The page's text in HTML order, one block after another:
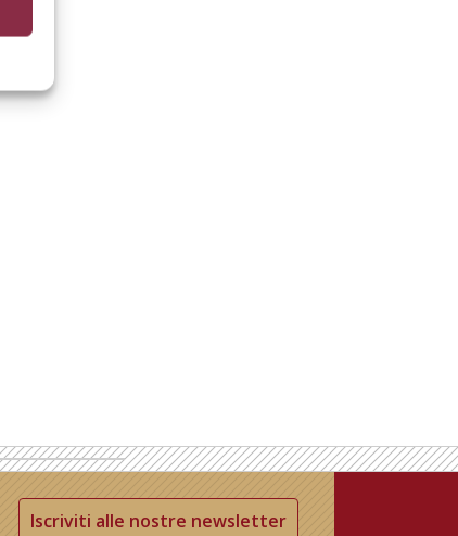
Iscriviti alle nostre newsletter